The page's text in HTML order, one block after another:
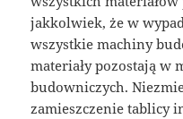
jakkolwiek, że w
wszystkie machiny
materiały pozostają w
budowniczych.
zamieszczenie tablicy